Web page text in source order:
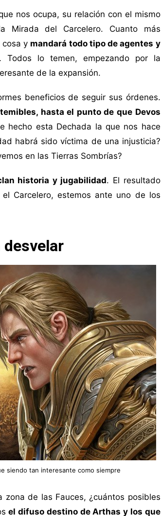
nos ocupa, su relación con el mismo
del Carcelero. Cuanto más
cosa y mandará todo tipo de agentes y
. Todos lo temen, empezando por la
de la expansión.
beneficios de seguir sus órdenes.
hasta el punto de que Devos
hecho esta Dechada la que nos hace
habrá sido víctima de una injusticia?
en las Tierras Sombrías?
historia y jugabilidad. El resultado
Carcelero, estemos ante uno de los
siendo tan interesante como siempre
de las Fauces, ¿cuántos posibles
el difuso destino de Arthas y los que